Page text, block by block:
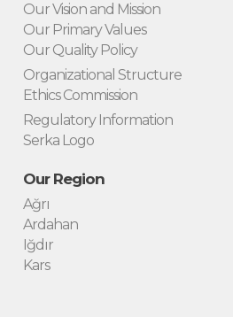
Our Vision and Mission
Our Primary Values
Our Quality Policy
Organizational Structure
Ethics Commission
Regulatory Information
Serka Logo
Our Region
Ağrı
Ardahan
Iğdır
Kars